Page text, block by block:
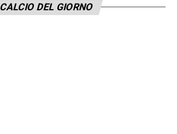
a lungo come
DEL GIORNO